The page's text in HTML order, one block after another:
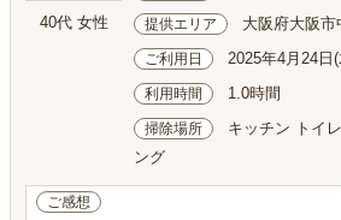
40代 女性 提供エリア 大阪府大阪市
ご利用日 2025年4月24日
利用時間 1.0時間
掃除場所
キッチン トイ
ング
ご感想